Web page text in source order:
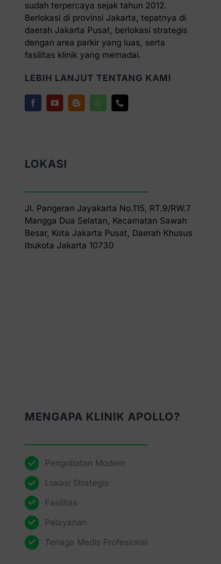
sudah terpercaya sejak tahun 2012.
Berlokasi di provinsi Jakarta, tepatnya di
daerah Jakarta Pusat, berlokasi strategis
dengan area parkir yang luas, serta
fasilitas klinik yang memadai.
LEBIH LANJUT TENTANG KAMI
LOKASI
Jl. Pangeran Jayakarta No.115, RT.9/RW.7
Mangga Dua Selatan, Kecamatan Sawah
Besar, Kota Jakarta Pusat, Daerah Khusus
Ibukota Jakarta 10730
MENGAPA KLINIK APOLLO?
Pengobatan Modern
Lokasi Strategis
Fasilitas
Pelayanan
Tenaga Medis Profesional